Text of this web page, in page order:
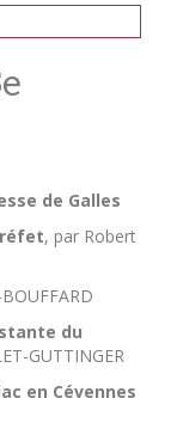
de Galles
, par Robert
du
GUTTINGER
en Cévennes